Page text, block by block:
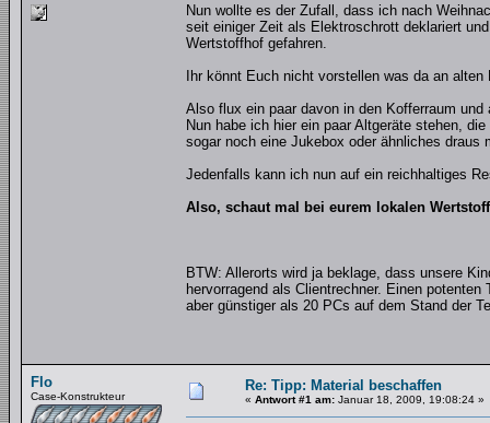
Nun wollte es der Zufall, dass ich nach
seit einiger Zeit als Elektroschrott deklariert
Wertstoffhof gefahren.
Ihr könnt Euch nicht vorstellen was da an
Also flux ein paar davon in den Kofferraum
Nun habe ich hier ein paar Altgeräte stehen,
sogar noch eine Jukebox oder ähnliches draus
Jedenfalls kann ich nun auf ein reichhaltiges
Also, schaut mal bei eurem lokalen
BTW: Allerorts wird ja beklage, dass unsere
hervorragend als Clientrechner. Einen
aber günstiger als 20 PCs auf dem Stand der
Flo
Case-Konstrukteur
Re: Tipp: Material beschaffen
« Antwort #1 am: Januar 18, 2009, 19:08:24 »